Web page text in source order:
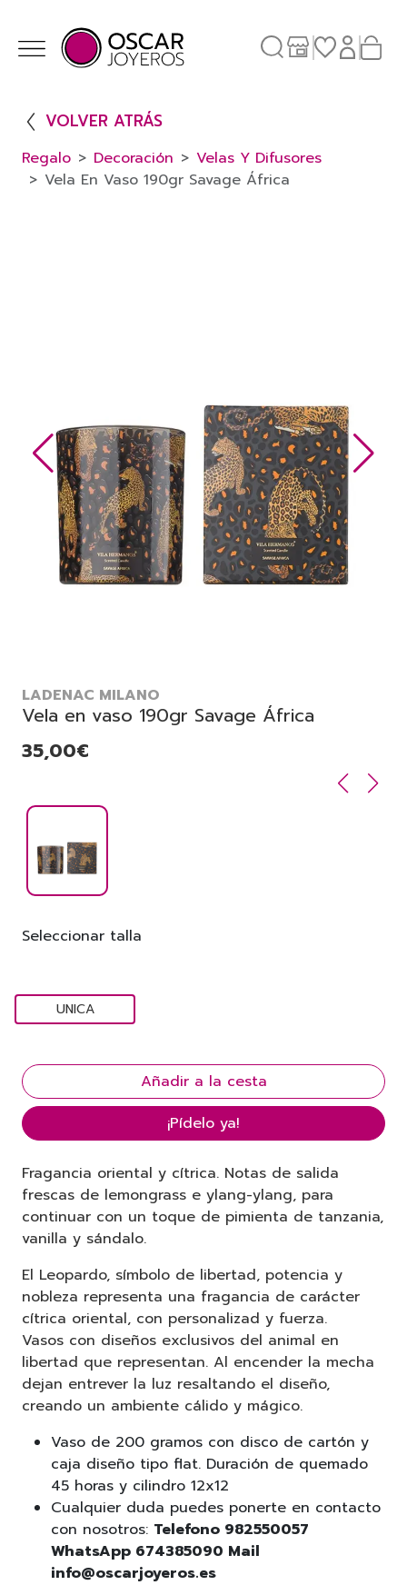
VOLVER ATRÁS
Regalo Decoración
Velas Y Difusores
Vela En Vaso 190gr Savage África
LADENAC MILANO
Vela en vaso 190gr Savage África
35,00€
Seleccionar talla
UNICA
¡Pídelo ya!
Fragancia oriental y cítrica. Notas de salida
frescas de lemongrass e ylang-ylang, para
continuar con un toque de pimienta de tanzania,
vanilla y sándalo.
El Leopardo, símbolo de libertad, potencia y
nobleza representa una fragancia de carácter
cítrica oriental, con personalizad y fuerza.
Vasos con diseños exclusivos del animal en
libertad que representan. Al encender la mecha
dejan entrever la luz resaltando el diseño,
creando un ambiente cálido y mágico.
Vaso de 200 gramos con disco de cartón y
caja diseño tipo flat. Duración de quemado
45 horas y cilindro 12x12
Cualquier duda puedes ponerte en contacto
con nosotros: Telefono 982550057
WhatsApp 674385090 Mail
info@oscarjoyeros.es